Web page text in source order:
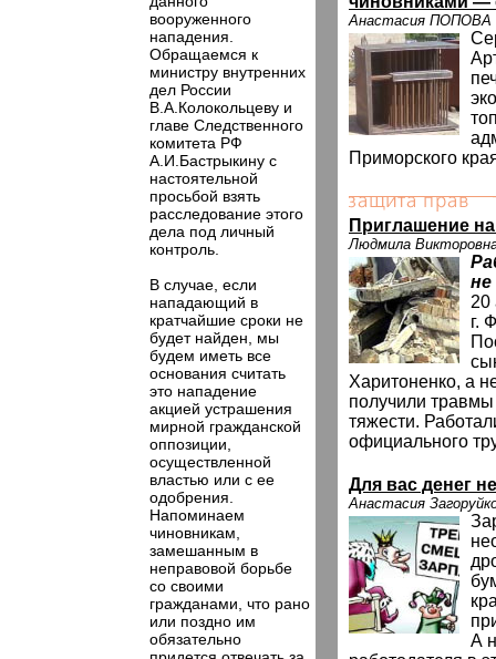
вооруженного
нападения.
Обращаемся к
министру внутренних
дел России
В.А.Колокольцеву и
главе Следственного
комитета РФ
А.И.Бастрыкину с
настоятельной
просьбой взять
расследование этого
дела под личный
контроль.
В случае, если
нападающий в
кратчайшие сроки не
будет найден, мы
будем иметь все
основания считать
это нападение
акцией устрашения
мирной гражданской
оппозиции,
осуществленной
властью или с ее
одобрения.
Напоминаем
чиновникам,
замешанным в
неправовой борьбе
со своими
гражданами, что рано
или поздно им
обязательно
Анастасия ПОПОВА
Приморского
Приглашение
Людмила
не
20
г.
Харитоненко, а
получили
тяжести.
официального
Для вас денег
Анастасия
А